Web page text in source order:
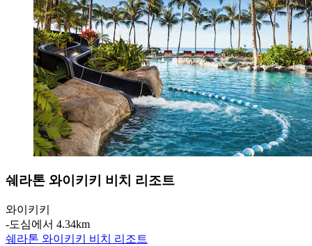
쉐라톤 와이키키 비치 리조트
와이키키
‐도심에서 4.34km
쉐라톤 와이키키 비치 리조트